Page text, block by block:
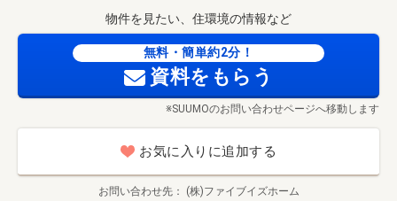
■【ドラッグストア】マツモトキヨシ鴻巣神明店（約
820m・徒歩11分）
■【スーパー】エルミこうのす ショッピングモール（約
930m・徒歩12分）
■【ドラッグストア】スギドラッグ 鴻巣本町店（約
■【コンビニ】ファミリーマート 鴻巣加美店（約530m・徒
日程／毎週土日祝
時間／10:00～20:00
※平日も可能
鴻巣店《0120-958-512》
物件を見たい、住環境の情報など
無料・簡単約2分！
資料をもらう
※SUUMOのお問い合わせページへ移動します
お気に入りに追加する
お問い合わせ先 (株)ファイブイズホーム